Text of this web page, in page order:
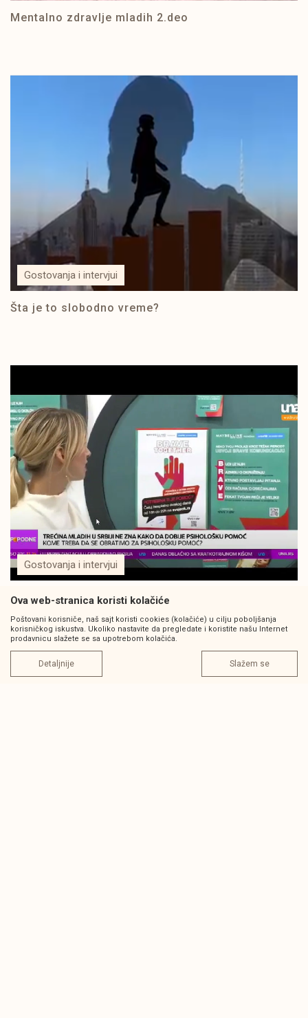
Mentalno zdravlje mladih 2.deo
Gostovanja i intervjui
Šta je to slobodno vreme?
Gostovanja i intervjui
Ova web-stranica koristi kolačiće
Poštovani korisniče, naš sajt koristi cookies (kolačiće) u cilju poboljšanja
korisničkog iskustva. Ukoliko nastavite da pregledate i koristite našu Internet
prodavnicu slažete se sa upotrebom kolačića.
Detaljnije Slažem se